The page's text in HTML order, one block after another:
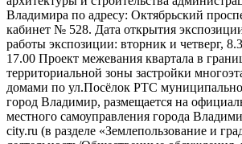
Владимира по адресу: Октябрьский
кабинет № 528. Дата открытия
работы экспозиции: вторник и четверг,
17.00 Проект межевания квартала в
территориальной зоны застройки
домами по ул.Посёлок РТС
город Владимир, размещается на
местного самоуправления города
city.ru (в разделе «Землепользование и